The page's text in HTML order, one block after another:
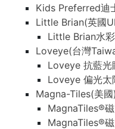
Kids Preferred迪
Little Brian(英國
Little Brian水
Loveye(台灣
Loveye 抗藍光
Loveye 偏光太
Magna-Tiles(美國)
MagnaTiles®
MagnaTiles®